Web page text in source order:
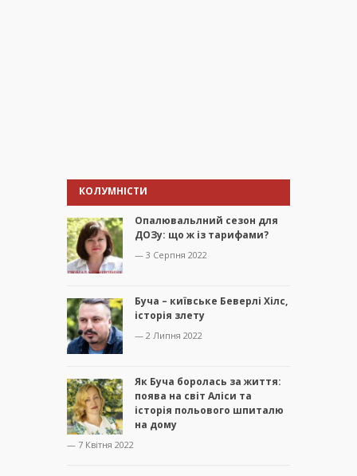
КОЛУМНІСТИ
Опалювальлний сезон для
ДОЗу: що ж із тарифами?
— 3 Серпня 2022
Буча – київське Беверлі Хілс,
історія злету
— 2 Липня 2022
Як Буча боролась за життя:
поява на світ Аліси та
історія польового шпиталю
на дому
— 7 Квітня 2022